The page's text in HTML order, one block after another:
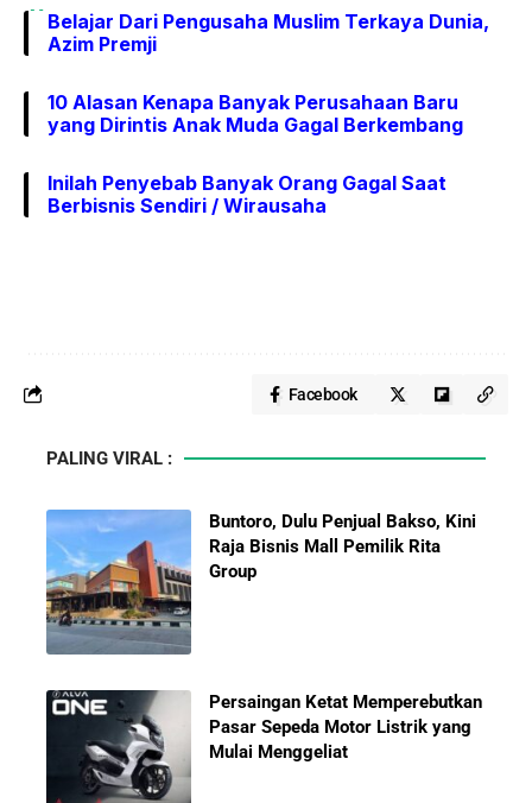
Belajar Dari Pengusaha Muslim Terkaya Dunia,
Azim Premji
10 Alasan Kenapa Banyak Perusahaan Baru
yang Dirintis Anak Muda Gagal Berkembang
Inilah Penyebab Banyak Orang Gagal Saat
Berbisnis Sendiri / Wirausaha
Facebook
PALING VIRAL :
Buntoro, Dulu Penjual Bakso, Kini
Raja Bisnis Mall Pemilik Rita
Group
Persaingan Ketat Memperebutkan
Pasar Sepeda Motor Listrik yang
Mulai Menggeliat